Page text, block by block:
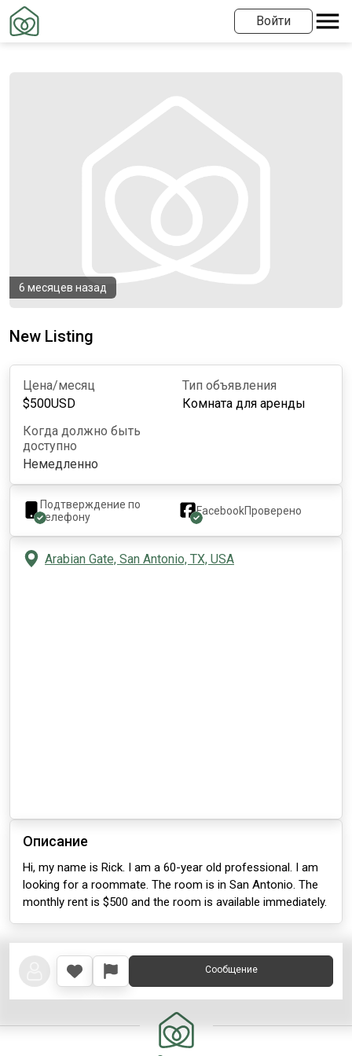
Войти
6 месяцев назад
New Listing
Цена/месяц
$500USD
Тип объявления
Комната для аренды
Когда должно быть
доступно
Немедленно
Подтверждение по
телефону
FacebookПроверено
Arabian Gate, San Antonio, TX, USA
Описание
Hi, my name is Rick. I am a 60-year old professional. I am
looking for a roommate. The room is in San Antonio. The
monthly rent is $500 and the room is available immediately.
Сообщение